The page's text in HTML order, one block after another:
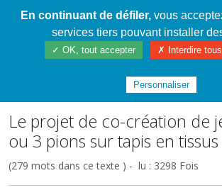
Cahier de textes patrickRICHARD
/5ème Cycle 4 2016/2023
carré tissé, en télétravail !
Le projet de co-création de
ou 3 pions sur tapis en tissus
(279 mots dans ce texte ) - lu : 3298 Fois
En continuant de défiler,vous
services tiers pouvant installer
✓ OK, tout accepter ✗ Interdire
Personnaliser